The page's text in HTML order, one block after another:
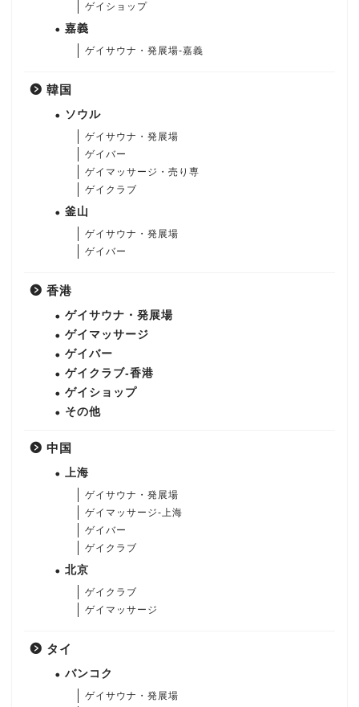
ゲイショップ
嘉義
ゲイサウナ・発展場-嘉義
韓国
ソウル
ゲイサウナ・発展場
ゲイバー
ゲイマッサージ・売り専
ゲイクラブ
釜山
ゲイサウナ・発展場
ゲイバー
香港
ゲイサウナ・発展場
ゲイマッサージ
ゲイバー
ゲイクラブ-香港
ゲイショップ
その他
中国
上海
ゲイサウナ・発展場
ゲイマッサージ-上海
ゲイバー
ゲイクラブ
北京
ゲイクラブ
ゲイマッサージ
タイ
バンコク
ゲイサウナ・発展場